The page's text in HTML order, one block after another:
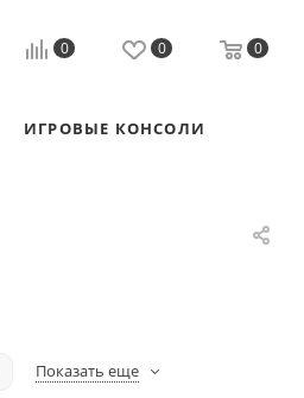
0 0 0
ИГРОВЫЕ КОНСОЛИ
Показать еще